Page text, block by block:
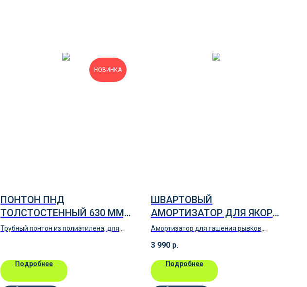
НОВИНКА
ПОНТОН ПНД
ТОЛСТОСТЕННЫЙ 630 ММ,
6М Х 2.4 М
Трубный понтон из полиэтилена, для
Подробнее
ШВАРТОВЫЙ
АМОРТИЗАТОР ДЛЯ ЯКОРЯ
ПОНТОНА
Амортизатор для гашения рывков
3 990 р.
Подробнее